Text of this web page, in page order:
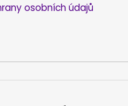
osobních údajů